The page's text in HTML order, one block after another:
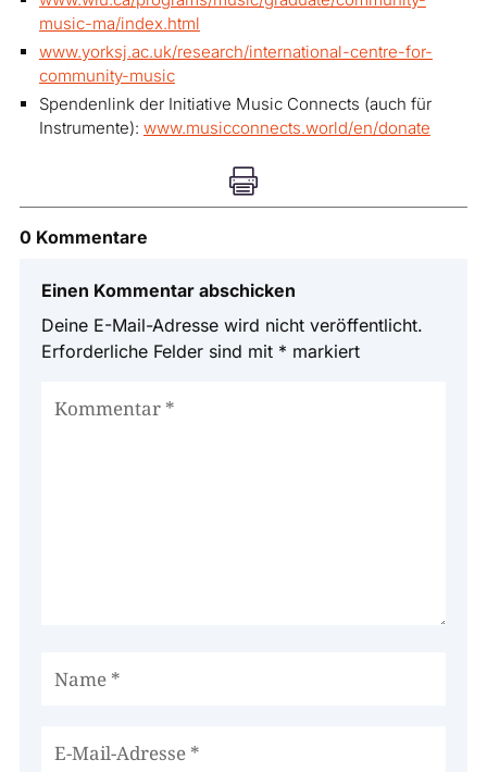
music-ma/index.html
www.yorksj.ac.uk/research/international-centre-for-
community-music
Spendenlink der Initiative Music Connects (auch für
Instrumente): www.musicconnects.world/en/donate

0 Kommentare
Einen Kommentar abschicken
Deine E-Mail-Adresse wird nicht veröffentlicht.
Erforderliche Felder sind mit * markiert